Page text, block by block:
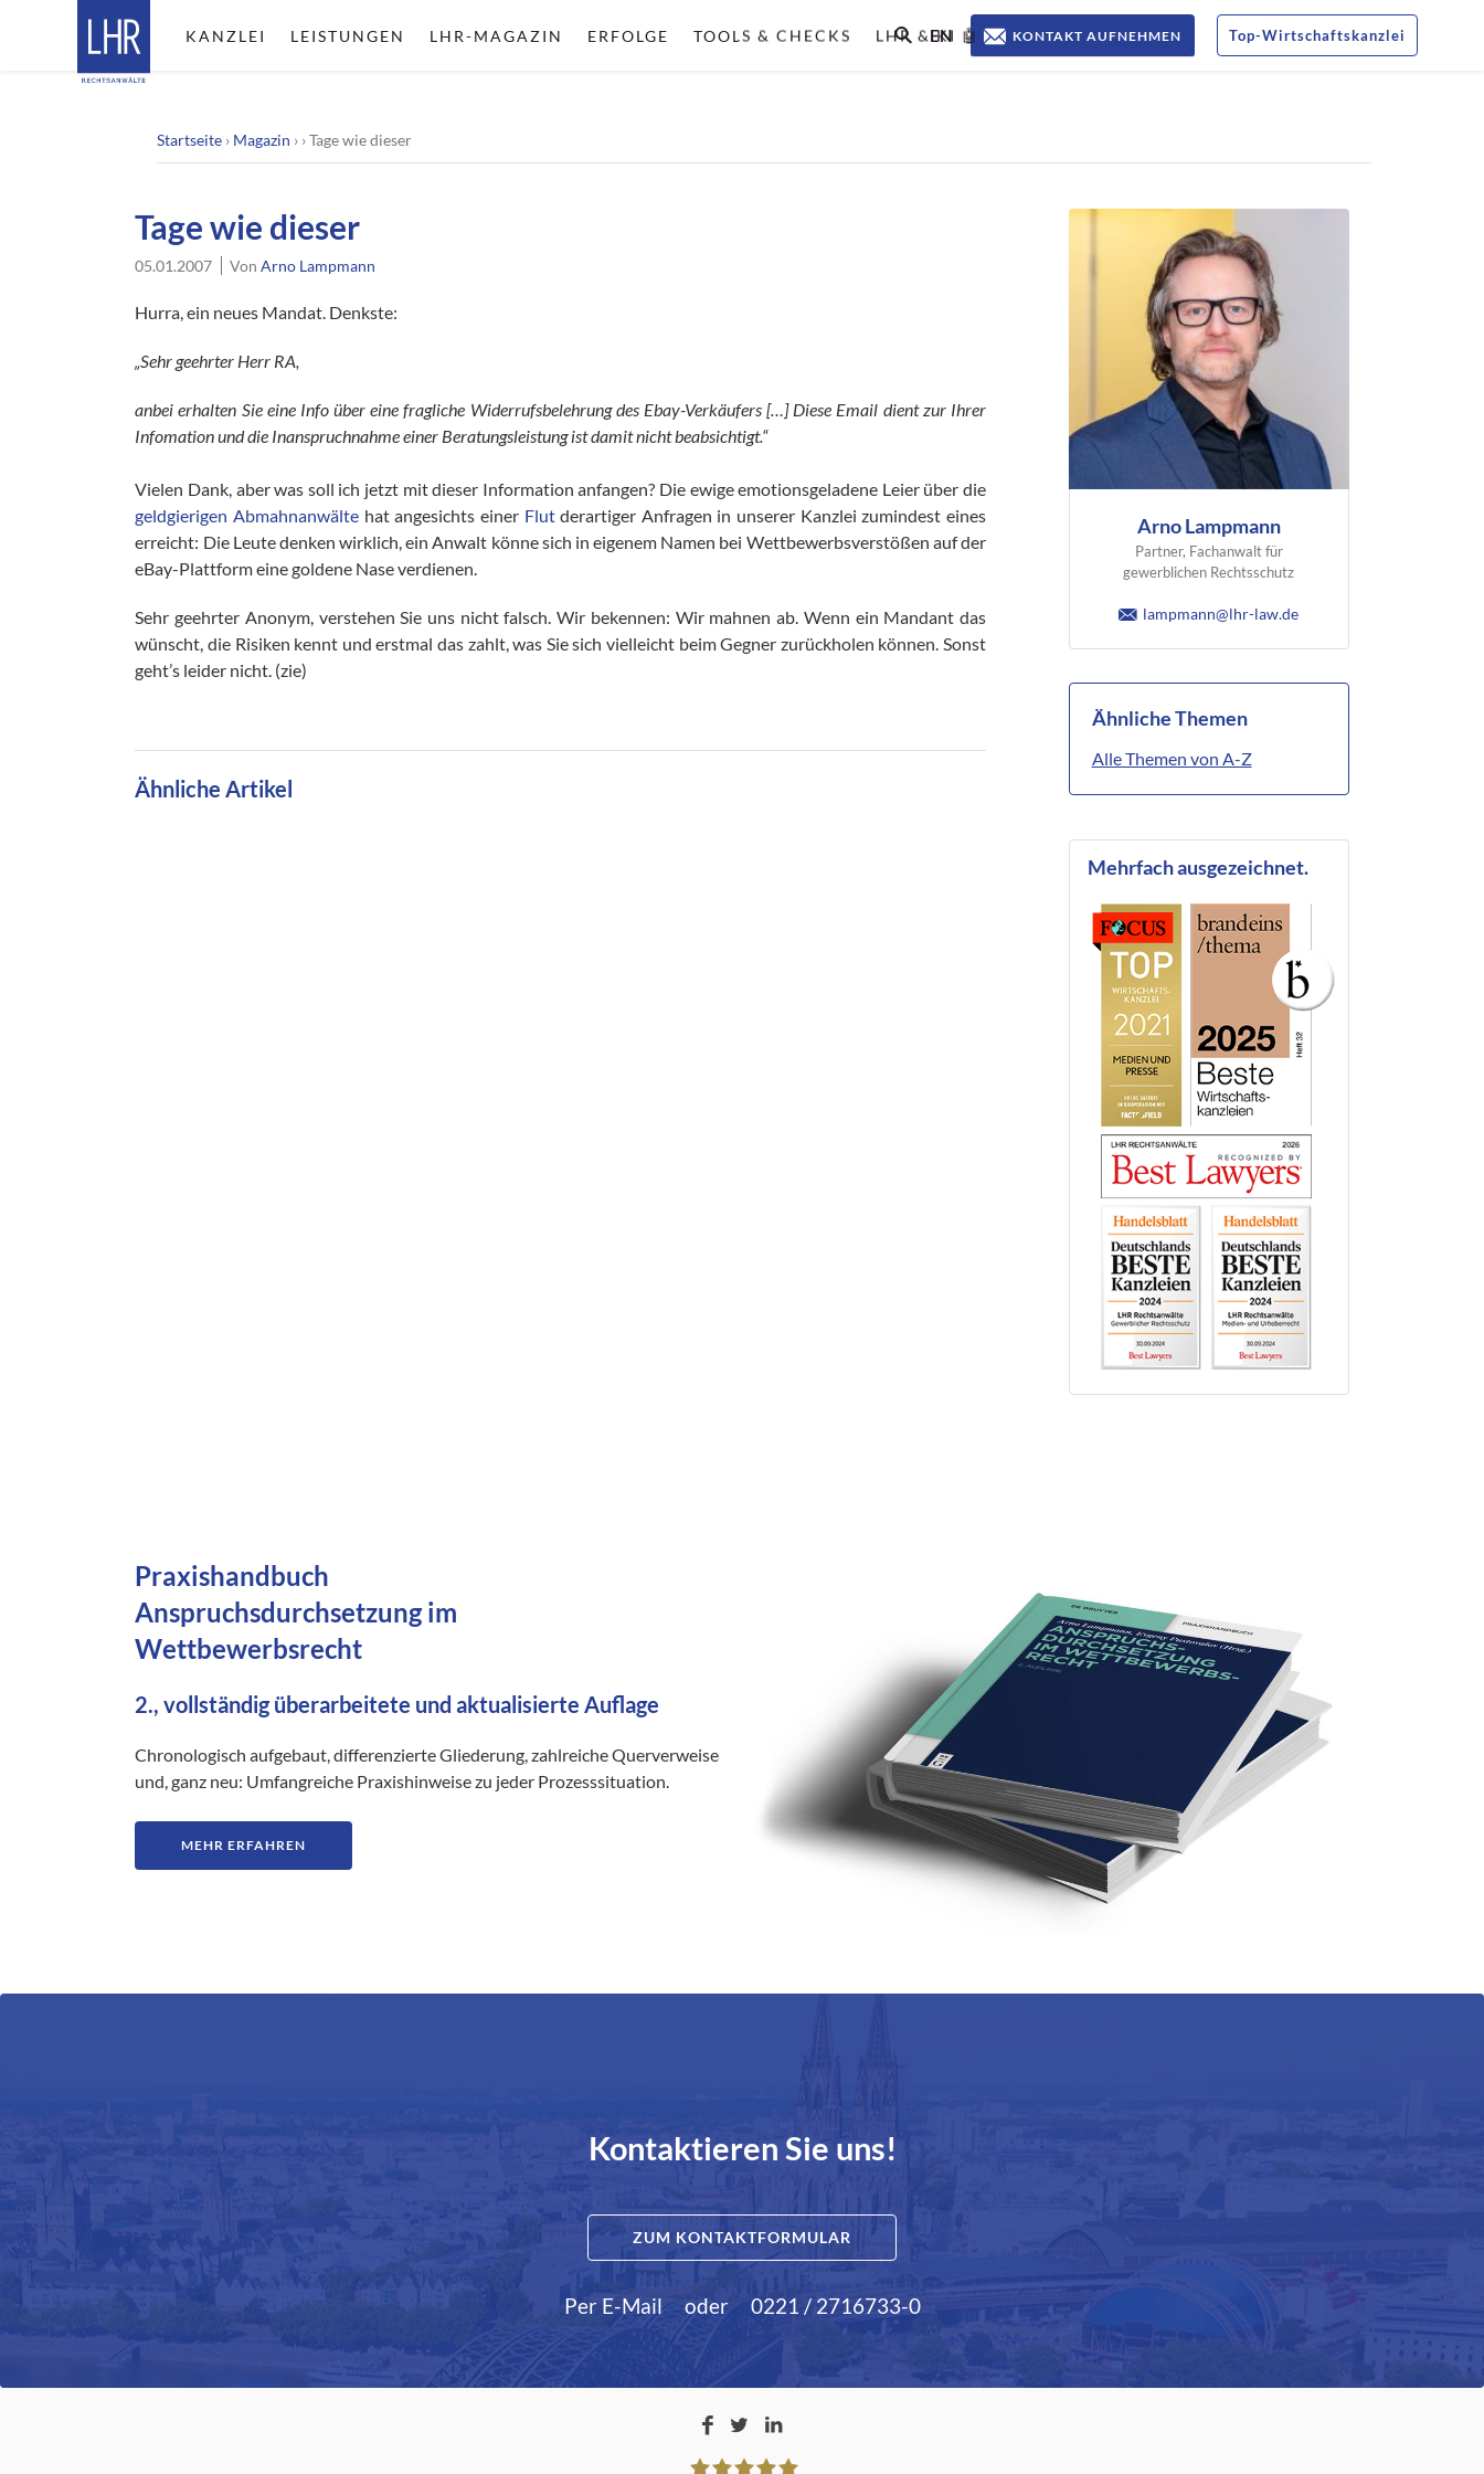
Top-Wirtschaftskanzlei
KONTAKT AUFNEHMEN
KANZLEI LEISTUNGEN LHR-MAGAZIN ERFOLGE TOOLS & CHECKS LHR & KI 🤖
EN
Startseite › Magazin › ›Tage wie dieser
Tage wie dieser
05.01.2007 VonArno Lampmann
Hurra, ein neues Mandat. Denkste:
„Sehr geehrter Herr RA,
anbei erhalten Sie eine Info über eine fragliche Widerrufsbelehrung des Ebay-Verkäufers […] Diese Email dient zur Ihrer
Infomation und die Inanspruchnahme einer Beratungsleistung ist damit nicht beabsichtigt.“
Vielen Dank, aber was soll ich jetzt mit dieser Information anfangen? Die ewige emotionsgeladene Leier über die
geldgierigen Abmahnanwältehat angesichts einer Flutderartiger Anfragen in unserer Kanzlei zumindest eines
erreicht: Die Leute denken wirklich, ein Anwalt könne sich in eigenem Namen bei Wettbewerbsverstößen auf der
eBay-Plattform eine goldene Nase verdienen.
Sehr geehrter Anonym, verstehen Sie uns nicht falsch. Wir bekennen: Wir mahnen ab. Wenn ein Mandant das
wünscht, die Risiken kennt und erstmal das zahlt, was Sie sich vielleicht beim Gegner zurückholen können. Sonst
geht’s leider nicht. (zie)
Ähnliche Artikel
Arno Lampmann
Partner, Fachanwalt für
gewerblichen Rechtsschutz
lampmann@lhr-law.de
Ähnliche Themen
Alle Themen von A-Z
Mehrfach ausgezeichnet.
Praxishandbuch
Anspruchsdurchsetzung im
Wettbewerbsrecht
2., vollständig überarbeitete und aktualisierte Auflage
Chronologisch aufgebaut, differenzierte Gliederung, zahlreiche Querverweise
und, ganz neu: Umfangreiche Praxishinweise zu jeder Prozesssituation.
MEHR ERFAHREN
Kontaktieren Sie uns!
ZUM KONTAKTFORMULAR
Per E-Mail oder 0221 / 2716733-0